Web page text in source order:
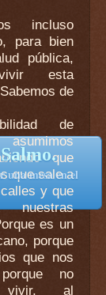
una mesa en el
incluso
para bien
pública,
esta
de
de
que
que sale a
y que
es un
porque
que nos
no
vivir, al